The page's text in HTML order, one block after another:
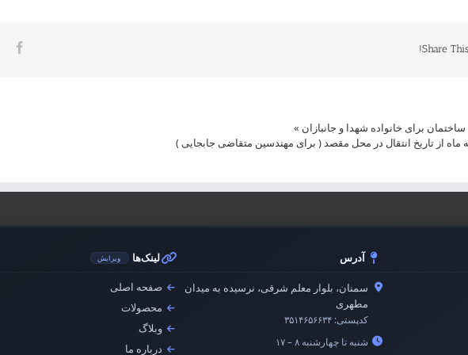
Share
برای خانواده شهدا و جانبازان »
از تاریخ انتقال در محل مقصد ( برای مهندسین متقاضی جابجایی )
آدرس
سمنان، بلوار معلم شرقی، نرسیده به میدان
مطهری
کدپستی:۳۵۱۴۶۵۶۶۳۴
شنبه تا چهارشنبه ۸ – ۱۷
لینک‌ها ویرایش
صفحه اصلی
محصولات
وبلاگ
درباره ما